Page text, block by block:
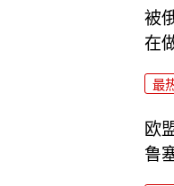
被
在
最
欧
鲁